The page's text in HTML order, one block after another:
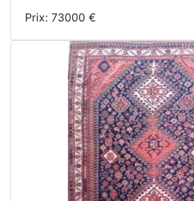
Prix: 73000 €